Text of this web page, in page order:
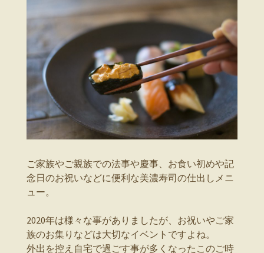
ご家族やご親族での法事や慶事、お食い初めや記
念日のお祝いなどに便利な美濃寿司の仕出しメニ
ュー。
2020年は様々な事がありましたが、お祝いやご家
族のお集りなどは大切なイベントですよね。
外出を控え自宅で過ごす事が多くなったこのご時